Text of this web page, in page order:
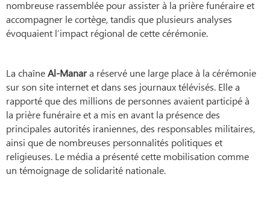
nombreuse rassemblée pour assister à la prière funéraire et
accompagner le cortège, tandis que plusieurs analyses
évoquaient l’impact régional de cette cérémonie.
La chaîneAl-Manara réservé une large place à la cérémonie
sur son site internet et dans ses journaux télévisés. Elle a
rapporté que des millions de personnes avaient participé à
la prière funéraire et a mis en avant la présence des
principales autorités iraniennes, des responsables militaires,
ainsi que de nombreuses personnalités politiques et
religieuses. Le média a présenté cette mobilisation comme
un témoignage de solidarité nationale.